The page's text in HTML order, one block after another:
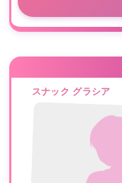
スナック グラシア